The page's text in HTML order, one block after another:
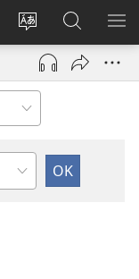
Toeem-
buud-
gomdã
Pak-
(ouvre
une
Bao-
y
bũmb
Y